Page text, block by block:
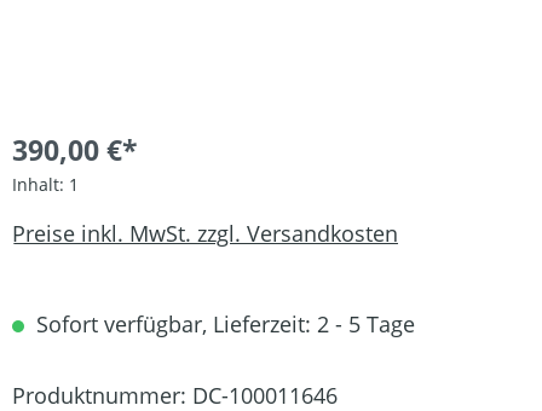
390,00 €*
Inhalt: 1
Preise inkl. MwSt. zzgl. Versandkosten
Sofort verfügbar, Lieferzeit: 2 - 5 Tage
Produktnummer: DC-100011646